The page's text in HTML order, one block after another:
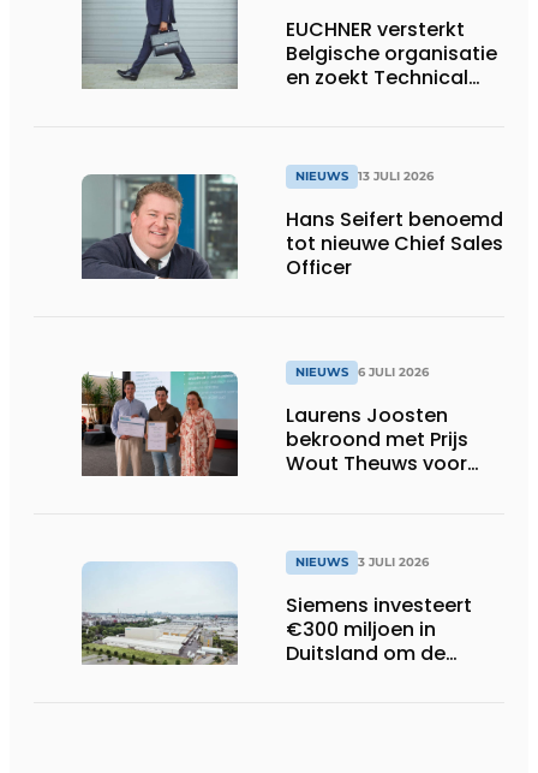
EUCHNER versterkt
Belgische organisatie
en zoekt Technical
NIEUWS 13 JULI 2026
Hans Seifert benoemd
tot nieuwe Chief Sales
Officer
NIEUWS 6 JULI 2026
Laurens Joosten
bekroond met Prijs
Wout Theuws voor
NIEUWS 3 JULI 2026
Siemens investeert
€300 miljoen in
Duitsland om de